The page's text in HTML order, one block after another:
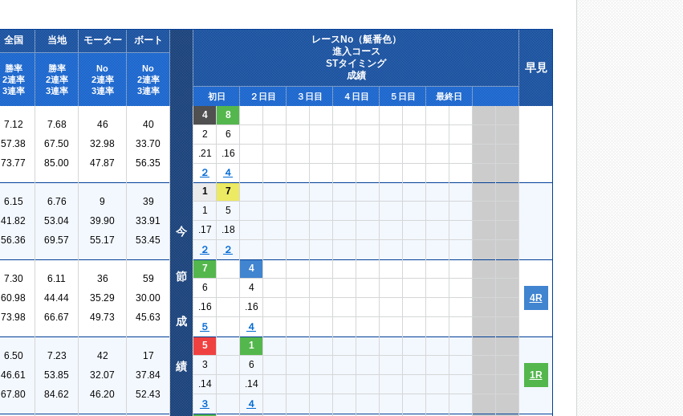
全国 当地 モーター ボート
レースNo（艇番色）
進入コース
STタイミング
成績
早見
勝率
2連率
3連率
勝率
2連率
3連率
No
2連率
3連率
No
2連率
3連率
初日 ２日目 ３日目 ４日目 ５日目 最終日
7.12
57.38
73.77
7.68
67.50
85.00
46
32.98
47.87
40
33.70
56.35
4
8
2
6
.21
.16
２
４
6.15
41.82
56.36
6.76
53.04
69.57
9
39.90
55.17
39
33.91
53.45
1
7
1
5
.17
.18
２
２
7.30
60.98
73.98
6.11
44.44
66.67
36
35.29
49.73
59
30.00
45.63
7 4
4R
6
4
.16
.16
５
４
6.50
46.61
67.80
7.23
53.85
84.62
42
32.07
46.20
17
37.84
52.43
5 1
1R
3
6
.14
.14
３
４
今
節
成
績